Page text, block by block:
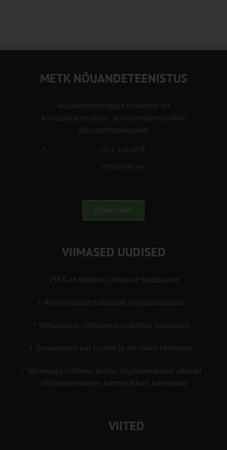
METK NÕUANDETEENISTUS
Nõuandeteenistuse nimetuse alt
korraldatalse põllu- ja maamajanduslikke
nõustamisteenuseid.
+372 5201078
info@pikk.ee
Kirjuta meile!
VIIMASED UUDISED
PIKK.ee teekond ühtsesse teabesalve
Ammendatud turbaalad marjapõldudeks
Virtuaaltara: unistusest praktilise tööriistani
Turuaiandus kui elustiil ja äri: Väike Mahetalu
Vähemaga rohkem: kuidas digilahendused aitavad
põllumajanduses kasumlikkust kasvatada
VIITED